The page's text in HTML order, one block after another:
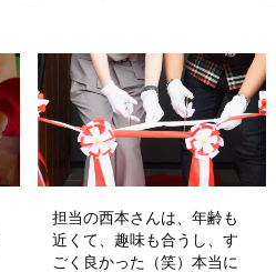
担当の西本さんは、年齢も
近くて、趣味も合うし、す
ごく良かった（笑）本当に